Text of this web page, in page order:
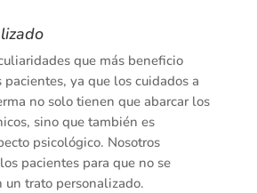
que más beneficio
pacientes, ya que los cuidados a
no solo tienen que abarcar los
sino que también es
psicológico. Nosotros
pacientes para que no se
un trato personalizado.